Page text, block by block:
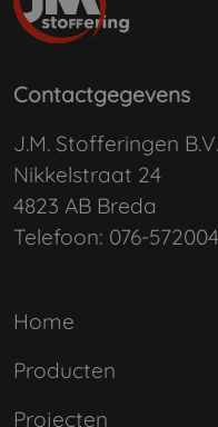
Contactgegevens
J.M. Stofferingen B.V.
Nikkelstraat 24
4823 AB Breda
Telefoon: 076-
Home
Producten
Projecten